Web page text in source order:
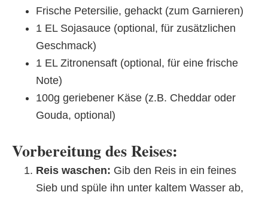
Frische Petersilie, gehackt (zum Garnieren)
1 EL Sojasauce (optional, für zusätzlichen
Geschmack)
1 EL Zitronensaft (optional, für eine frische
Note)
100g geriebener Käse (z.B. Cheddar oder
Gouda, optional)
Vorbereitung des Reises:
Reis waschen: Gib den Reis in ein feines
Sieb und spüle ihn unter kaltem Wasser ab,